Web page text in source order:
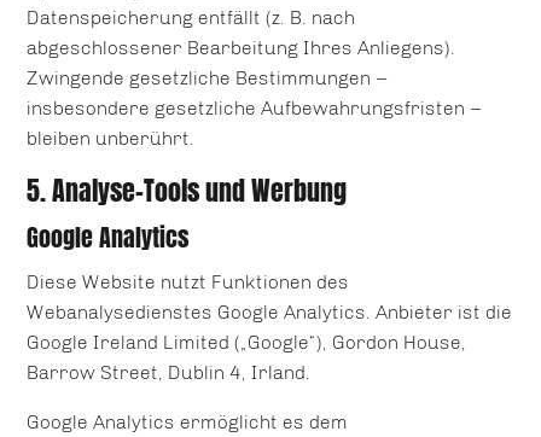
Datenspeicherung entfällt (z. B. nach
abgeschlossener Bearbeitung Ihres Anliegens).
Zwingende gesetzliche Bestimmungen –
insbesondere gesetzliche Aufbewahrungsfristen –
bleiben unberührt.
5. Analyse-Tools und Werbung
Google Analytics
Diese Website nutzt Funktionen des
Webanalysedienstes Google Analytics. Anbieter ist die
Google Ireland Limited („Google“), Gordon House,
Barrow Street, Dublin 4, Irland.
Google Analytics ermöglicht es dem